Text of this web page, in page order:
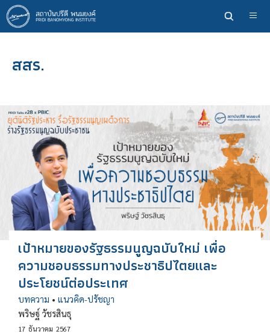
ข้าม
ไป
ยัง
หลักสสร.
เป้าหมายของรัฐธรรมนูญฉบับใหม่ เพื่อ
ความชอบธรรมทางประชาธิปไตยและ
ประโยชน์ต่อประเทศ
บทความ • แนวคิด-ปรัชญา
พริษฐ์ วัชรสินธุ
17 ธันวาคม 2567